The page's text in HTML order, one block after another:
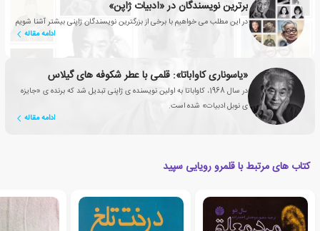
برترین نویسندگان در «ادبیات ژاپن»
در این مطلب می خواهیم با برخی از بزرگترین نویسندگان ژاپنی بیشتر آشنا شویم
ادامه مقاله
«یاسوناری کاواباتا»: قلمی با عطر شکوفه های گیلاس
در سال 1968، کاواباتا به اولین نویسنده ی ژاپنی تبدیل شد که برنده ی «جایزه
ی نوبل ادبیات» شده است.
ادامه مقاله
کتاب های مرتبط با قلمرو رویایی سپید